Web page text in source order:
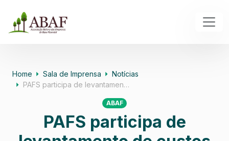
Home Sala de Imprensa
Notícias
PAFS participa de levantamen…
ABAF
PAFS participa de